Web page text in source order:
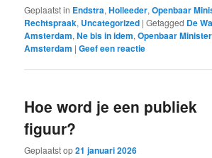
Geplaatst in Endstra,Holleeder,Openbaar
Rechtspraak, Uncategorized |Getagged De
Amsterdam,Ne bis in idem,Openbaar
Amsterdam |Geef een reactie
Hoe word je een publiek
figuur?
Geplaatst op21 januari 2026